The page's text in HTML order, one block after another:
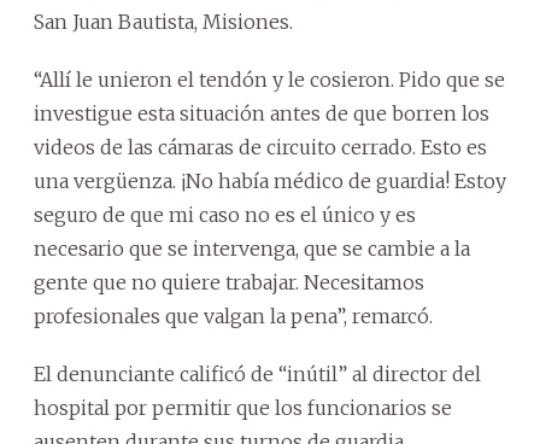
San Juan Bautista, Misiones.
“Allí le unieron el tendón y le cosieron. Pido que se
investigue esta situación antes de que borren los
videos de las cámaras de circuito cerrado. Esto es
una vergüenza. ¡No había médico de guardia! Estoy
seguro de que mi caso no es el único y es
necesario que se intervenga, que se cambie a la
gente que no quiere trabajar. Necesitamos
profesionales que valgan la pena”, remarcó.
El denunciante calificó de “inútil” al director del
hospital por permitir que los funcionarios se